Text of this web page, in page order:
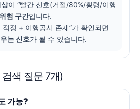
이 “빨간 신호(거절/80%/횡령/이행
험 구간입니다.
적정 + 이행공시 존재”가 확인되면
는 신호가 될 수 있습니다.
색 질문 7개)
가능?